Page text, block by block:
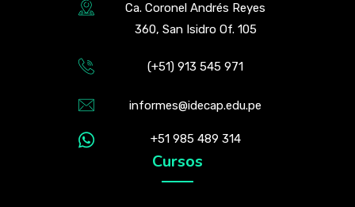
Ca. Coronel Andrés Reyes
360, San Isidro Of. 105
(+51) 913 545 971
informes@idecap.edu.pe
+51 985 489 314
Cursos